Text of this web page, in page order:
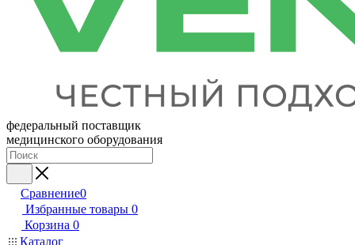
федеральный поставщик
медицинского оборудования
Сравнение0
Избранные товары 0
Корзина 0
Каталог